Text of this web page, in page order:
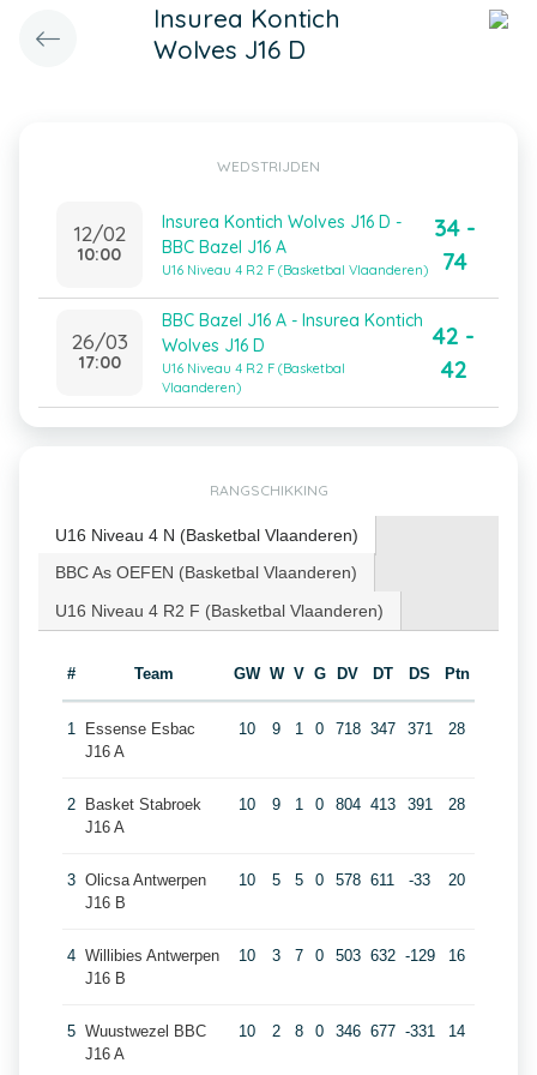
Insurea Kontich
Wolves J16 D
WEDSTRIJDEN
12/02
10:00
Insurea Kontich Wolves J16 D -
BBC Bazel J16 A
U16 Niveau 4 R2 F (Basketbal Vlaanderen)
34 -
74
26/03
17:00
BBC Bazel J16 A - Insurea Kontich
Wolves J16 D
U16 Niveau 4 R2 F (Basketbal
Vlaanderen)
42 -
42
RANGSCHIKKING
U16 Niveau 4 N (Basketbal Vlaanderen)
BBC As OEFEN (Basketbal Vlaanderen)
U16 Niveau 4 R2 F (Basketbal Vlaanderen)
# Team GW W V G DV DT DS Ptn
1
Essense Esbac
J16 A
10 9 1 0 718 347 371 28
2
Basket Stabroek
J16 A
10 9 1 0 804 413 391 28
3 Olicsa Antwerpen
J16 B
10 5 5 0 578 611 -33 20
4 Willibies Antwerpen
J16 B
10 3 7 0 503 632 -129 16
5 Wuustwezel BBC
J16 A
10 2 8 0 346 677 -331 14